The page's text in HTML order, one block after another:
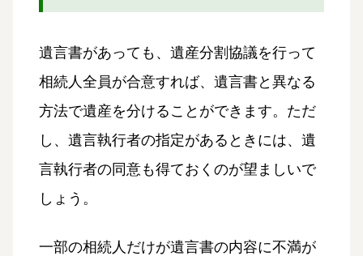
遺言書があっても、遺産分割協議を行って
相続人全員が合意すれば、遺言書と異なる
方法で遺産を分けることができます。ただ
し、遺言執行者の指定があるときには、遺
言執行者の同意も得ておくのが望ましいで
しょう。
一部の相続人だけが遺言書の内容に不満が